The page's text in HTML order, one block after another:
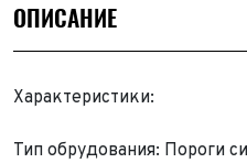
ОПИСАНИЕ
Характеристики:
Тип обрудования: Пороги